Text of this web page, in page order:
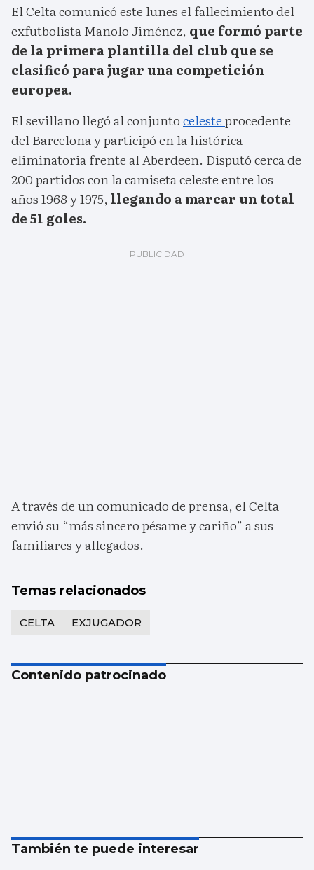
El Celta comunicó este lunes el fallecimiento del
exfutbolista Manolo Jiménez, que formó parte
de la primera plantilla del club que se
clasificó para jugar una competición
europea.
El sevillano llegó al conjuntocelesteprocedente
del Barcelona y participó en la histórica
eliminatoria frente al Aberdeen. Disputó cerca de
200 partidos con la camiseta celeste entre los
años 1968 y 1975, llegando a marcar un total
de 51 goles.
A través de un comunicado de prensa, el Celta
envió su “más sincero pésame y cariño” a sus
familiares y allegados.
Temas relacionados
CELTA EXJUGADOR
Contenido patrocinado
También te puede interesar